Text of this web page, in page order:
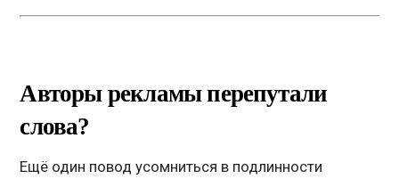
Авторы рекламы перепутали
слова?
Ещё один повод усомниться в подлинности